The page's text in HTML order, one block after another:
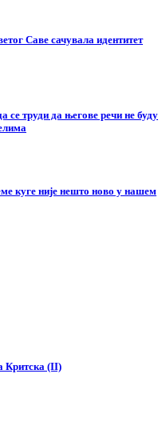
Саве сачувала идентитет
се труди да његове речи не буду
куге није нешто ново у нашем
Критска (II)